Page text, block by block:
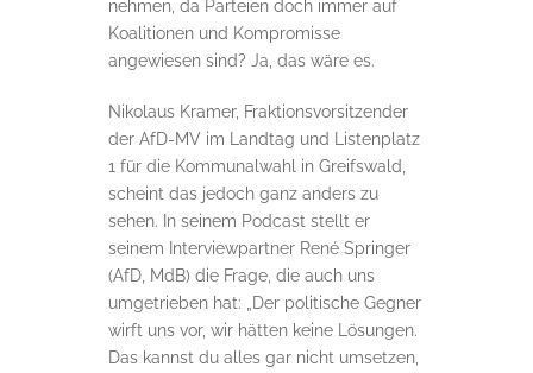
nehmen, da Parteien doch immer auf
Koalitionen und Kompromisse
angewiesen sind? Ja, das wäre es.
Nikolaus Kramer, Fraktionsvorsitzender
der AfD-MV im Landtag und Listenplatz
1 für die Kommunalwahl in Greifswald,
scheint das jedoch ganz anders zu
sehen. In seinem Podcast stellt er
seinem Interviewpartner René Springer
(AfD, MdB) die Frage, die auch uns
umgetrieben hat: „Der politische Gegner
wirft uns vor, wir hätten keine Lösungen.
Das kannst du alles gar nicht umsetzen,